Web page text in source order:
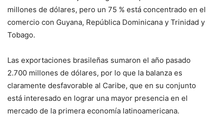
millones de dólares, pero un 75 % está concentrado en el
comercio con Guyana, República Dominicana y Trinidad y
Tobago.
Las exportaciones brasileñas sumaron el año pasado
2.700 millones de dólares, por lo que la balanza es
claramente desfavorable al Caribe, que en su conjunto
está interesado en lograr una mayor presencia en el
mercado de la primera economía latinoamericana.